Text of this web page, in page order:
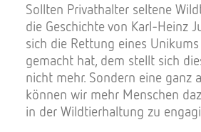
Search
Sollten Privathalter seltene
die Geschichte von Karl-Heinz
sich die Rettung eines
gemacht hat, dem stellt sich
nicht mehr. Sondern eine ganz
können wir mehr Menschen
in der Wildtierhaltung zu